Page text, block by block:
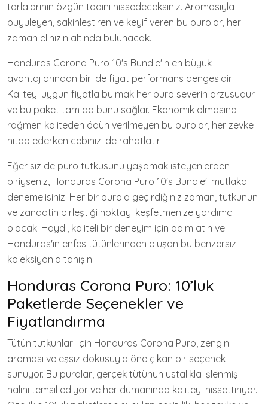
tarlalarının özgün tadını hissedeceksiniz. Aromasıyla
büyüleyen, sakinleştiren ve keyif veren bu purolar, her
zaman elinizin altında bulunacak.
Honduras Corona Puro 10's Bundle'ın en büyük
avantajlarından biri de fiyat performans dengesidir.
Kaliteyi uygun fiyatla bulmak her puro severin arzusudur
ve bu paket tam da bunu sağlar. Ekonomik olmasına
rağmen kaliteden ödün verilmeyen bu purolar, her zevke
hitap ederken cebinizi de rahatlatır.
Eğer siz de puro tutkusunu yaşamak isteyenlerden
biriyseniz, Honduras Corona Puro 10's Bundle'ı mutlaka
denemelisiniz. Her bir purola geçirdiğiniz zaman, tutkunun
ve zanaatin birleştiği noktayı keşfetmenize yardımcı
olacak. Haydi, kaliteli bir deneyim için adım atın ve
Honduras'ın enfes tütünlerinden oluşan bu benzersiz
koleksiyonla tanışın!
Honduras Corona Puro: 10’luk
Paketlerde Seçenekler ve
Fiyatlandırma
Tütün tutkunları için Honduras Corona Puro, zengin
aroması ve eşsiz dokusuyla öne çıkan bir seçenek
sunuyor. Bu purolar, gerçek tütünün ustalıkla işlenmiş
halini temsil ediyor ve her dumanında kaliteyi hissettiriyor.